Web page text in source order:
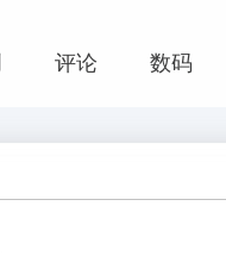
评论 数码